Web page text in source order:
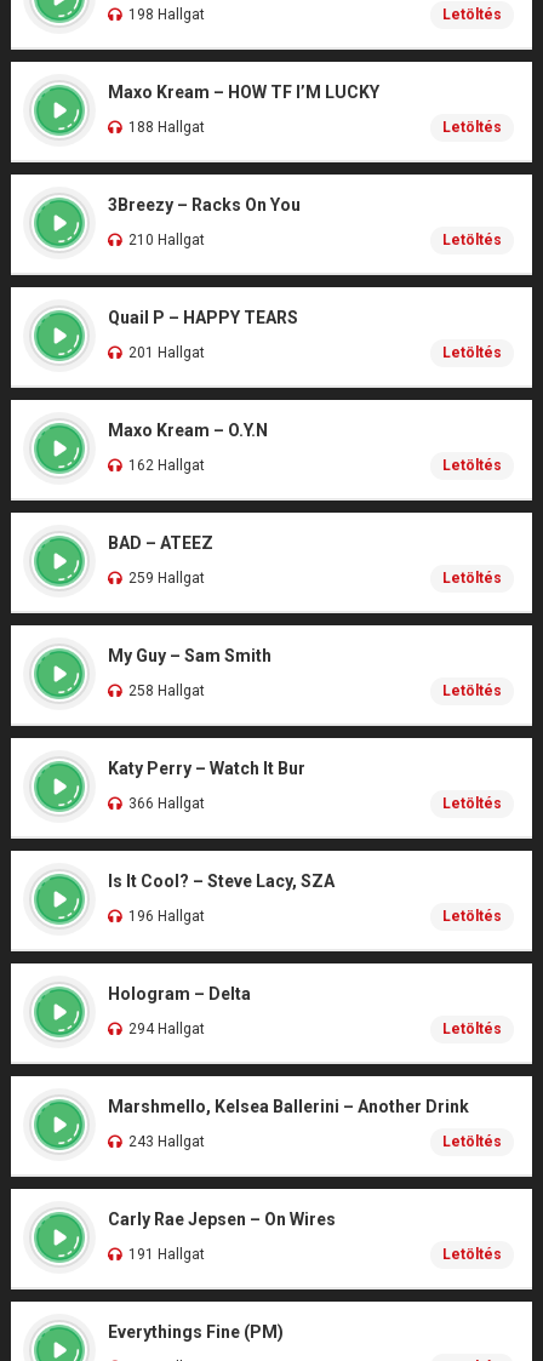
198 Hallgat Letöltés
Maxo Kream – HOW TF I’M LUCKY
188 Hallgat Letöltés
3Breezy – Racks On You
210 Hallgat Letöltés
Quail P – HAPPY TEARS
201 Hallgat Letöltés
Maxo Kream – O.Y.N
162 Hallgat Letöltés
BAD – ATEEZ
259 Hallgat Letöltés
My Guy – Sam Smith
258 Hallgat Letöltés
Katy Perry – Watch It Bur
366 Hallgat Letöltés
Is It Cool? – Steve Lacy, SZA
196 Hallgat Letöltés
Hologram – Delta
294 Hallgat Letöltés
Marshmello, Kelsea Ballerini – Another Drink
243 Hallgat Letöltés
Carly Rae Jepsen – On Wires
191 Hallgat Letöltés
Everythings Fine (PM)